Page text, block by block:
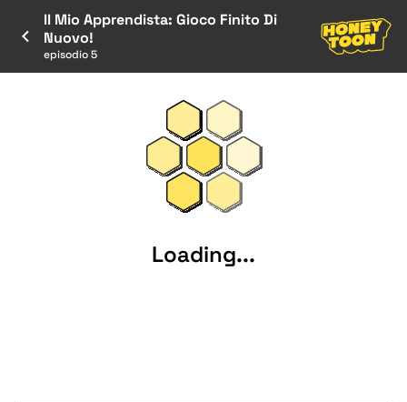
Il Mio Apprendista: Gioco Finito Di
Nuovo!
episodio 5
Loading...